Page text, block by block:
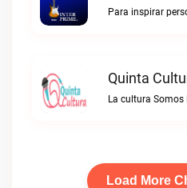
Quinta
La cultura
Load More